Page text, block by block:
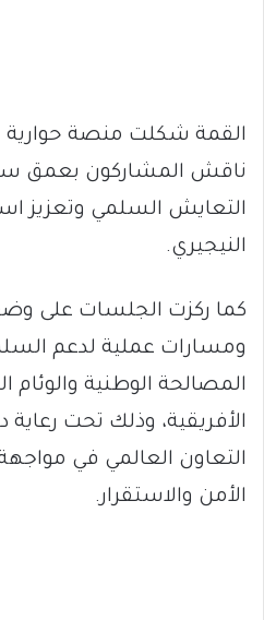
القمة شكلت منصة حوارية
ناقش المشاركون بعمق
التعايش السلمي وتعزيز
النيجيري.
كما ركزت الجلسات على
ومسارات عملية لدعم
المصالحة الوطنية والوئام
الأفريقية، وذلك تحت رعاية
التعاون العالمي في
الأمن والاستقرار.